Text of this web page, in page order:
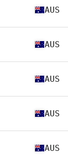
AUS
AUS
AUS
AUS
AUS